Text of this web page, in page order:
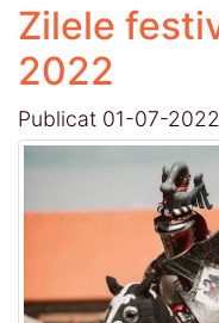
Zilele
2022
Publicat 01-07-